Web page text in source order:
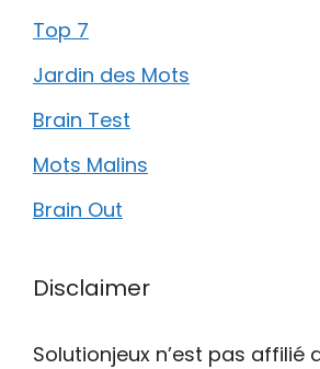
Top 7
Jardin des Mots
Brain Test
Mots Malins
Brain Out
Disclaimer
Solutionjeux n’est pas affilié